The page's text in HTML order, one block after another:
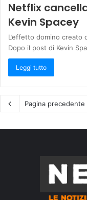
Netflix
Kevin Spacey
L’effetto domino creato
Dopo il post di Kevin
Leggi tutto
Pagina precedente